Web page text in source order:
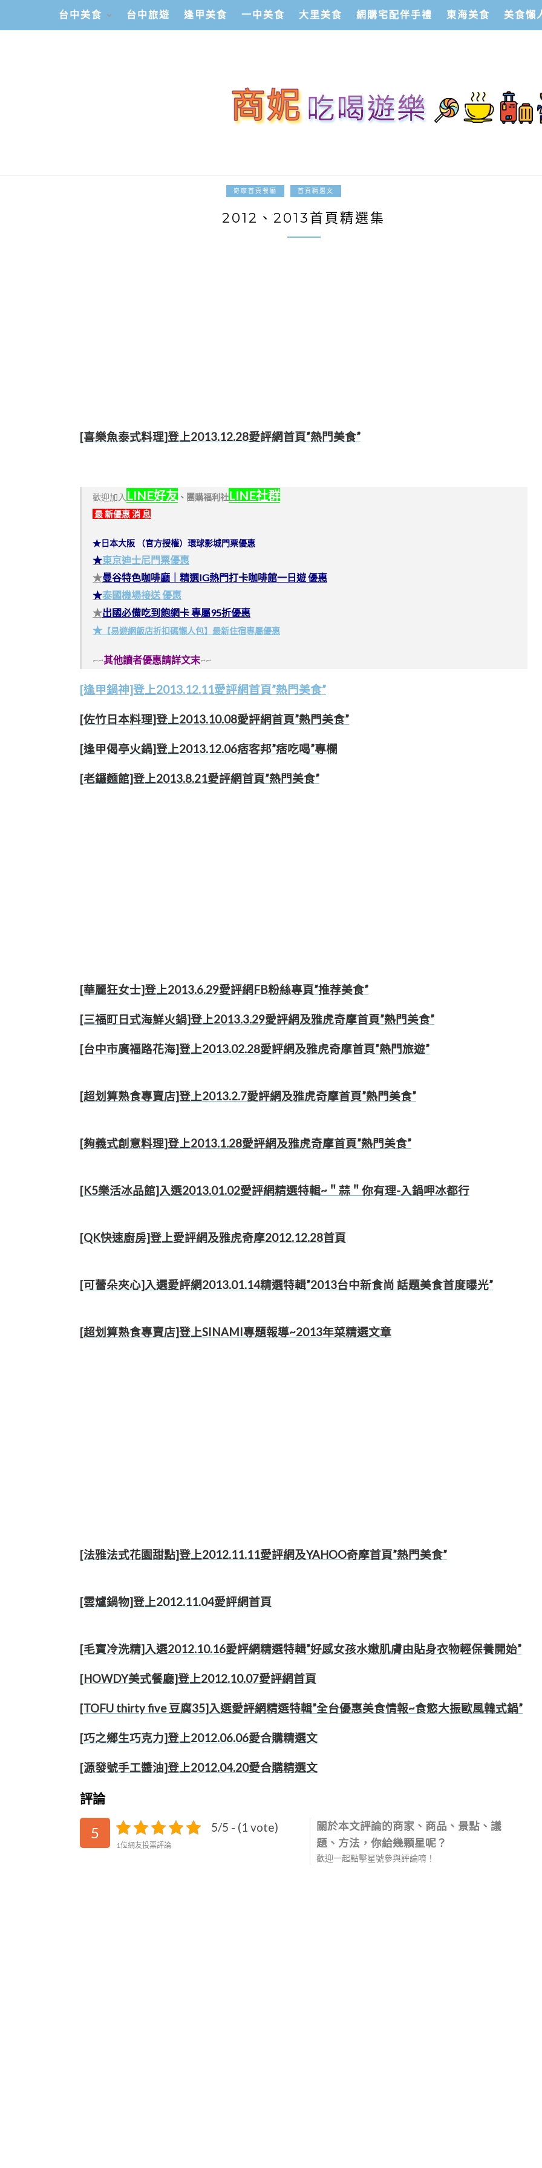
台中美食 台中旅遊 逢甲美食 一中美食 大里美食 網購宅配伴手禮 東海美食 美食懶
奇摩首頁餐廳 首頁精選文
2012、2013首頁精選集
[喜樂魚泰式料理]登上2013.12.28愛評網首頁”熱門美食”
歡迎加入 LINE好友 、 團購福利社LINE社群
最 新優惠 消 息
★日本大阪 （官方授權）環球影城門票優惠
★東京迪士尼門票優惠
★曼谷特色咖啡廳｜精選IG熱門打卡咖啡館一日遊 優惠
★泰國機場接送 優惠
★出國必備吃到飽網卡 專屬95折優惠
★ 【易遊網飯店折扣碼懶人包】最新住宿專屬優惠
~~其他讀者優惠請詳文末~~
[逢甲鍋神]登上2013.12.11愛評網首頁”熱門美食”
[佐竹日本料理]登上2013.10.08愛評網首頁”熱門美食”
[逢甲偈亭火鍋]登上2013.12.06痞客邦”痞吃喝”專欄
[老鑼麵館]登上2013.8.21愛評網首頁”熱門美食”
[華麗狂女士]登上2013.6.29愛評網FB粉絲專頁”推荐美食”
[三福町日式海鮮火鍋]登上2013.3.29愛評網及雅虎奇摩首頁”熱門美食”
[台中市廣福路花海]登上2013.02.28愛評網及雅虎奇摩首頁”熱門旅遊”
[超划算熟食專賣店]登上2013.2.7愛評網及雅虎奇摩首頁”熱門美食”
[夠義式創意料理]登上2013.1.28愛評網及雅虎奇摩首頁”熱門美食”
[K5樂活冰品館]入選2013.01.02愛評網精選特輯~＂蒜＂你有理-入鍋呷冰都行
[QK快速廚房]登上愛評網及雅虎奇摩2012.12.28首頁
[可蕾朵夾心]入選愛評網2013.01.14精選特輯”2013台中新食尚 話題美食首度曝光”
[超划算熟食專賣店]登上SINAMI專題報導~2013年菜精選文章
[法雅法式花園甜點]登上2012.11.11愛評網及YAHOO奇摩首頁”熱門美食”
[雲爐鍋物]登上2012.11.04愛評網首頁
[毛寶冷洗精]入選2012.10.16愛評網精選特輯”好感女孩水嫩肌膚由貼身衣物輕保養開始”
[HOWDY美式餐廳]登上2012.10.07愛評網首頁
[TOFU thirty five 豆腐35]入選愛評網精選特輯”全台優惠美食情報~食慾大振歐風韓式鍋”
[巧之鄉生巧克力]登上2012.06.06愛合購精選文
[源發號手工醬油]登上2012.04.20愛合購精選文
評論
5 5/5 - (1 vote)
1位網友投票評論
關於本文評論的商家、商品、景點、議
題、方法，你給幾顆星呢？
歡迎一起點擊星號參與評論唷！